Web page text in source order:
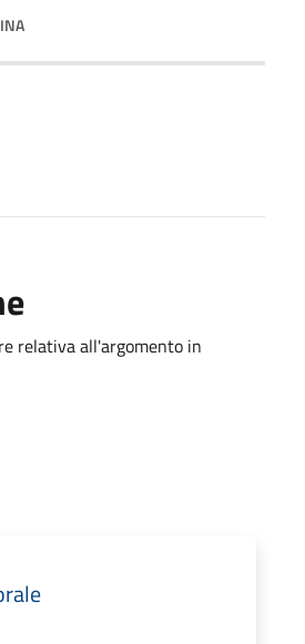
relativa all'argomento in